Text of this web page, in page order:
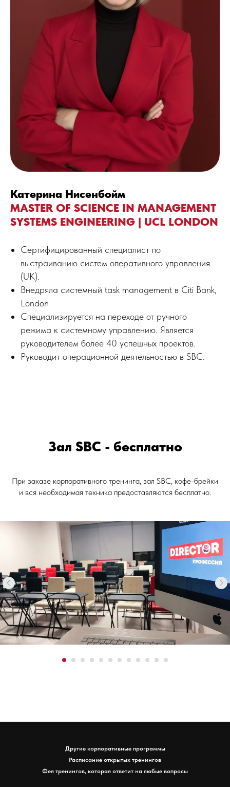
Катерина Нисенбойм
MASTER OF SCIENCE IN MANAGEMENT
SYSTEMS ENGINEERING | UCL LONDON
Сертифицированный специалист по
выстраиванию систем оперативного управления
(UK).
Внедряла системный task management в Citi Bank,
London
Специализируется на переходе от ручного
режима к системному управлению. Является
руководителем более 40 успешных проектов.
Руководит операционной деятельностью в SBC.
Зал SBC - бесплатно
При заказе корпоративного тренинга, зал SBC, кофе-брейки
и вся необходимая техника предоставляются бесплатно.
Другие корпоративные программы
Расписание открытых тренингов
Фея тренингов, которая ответит на любые вопросы